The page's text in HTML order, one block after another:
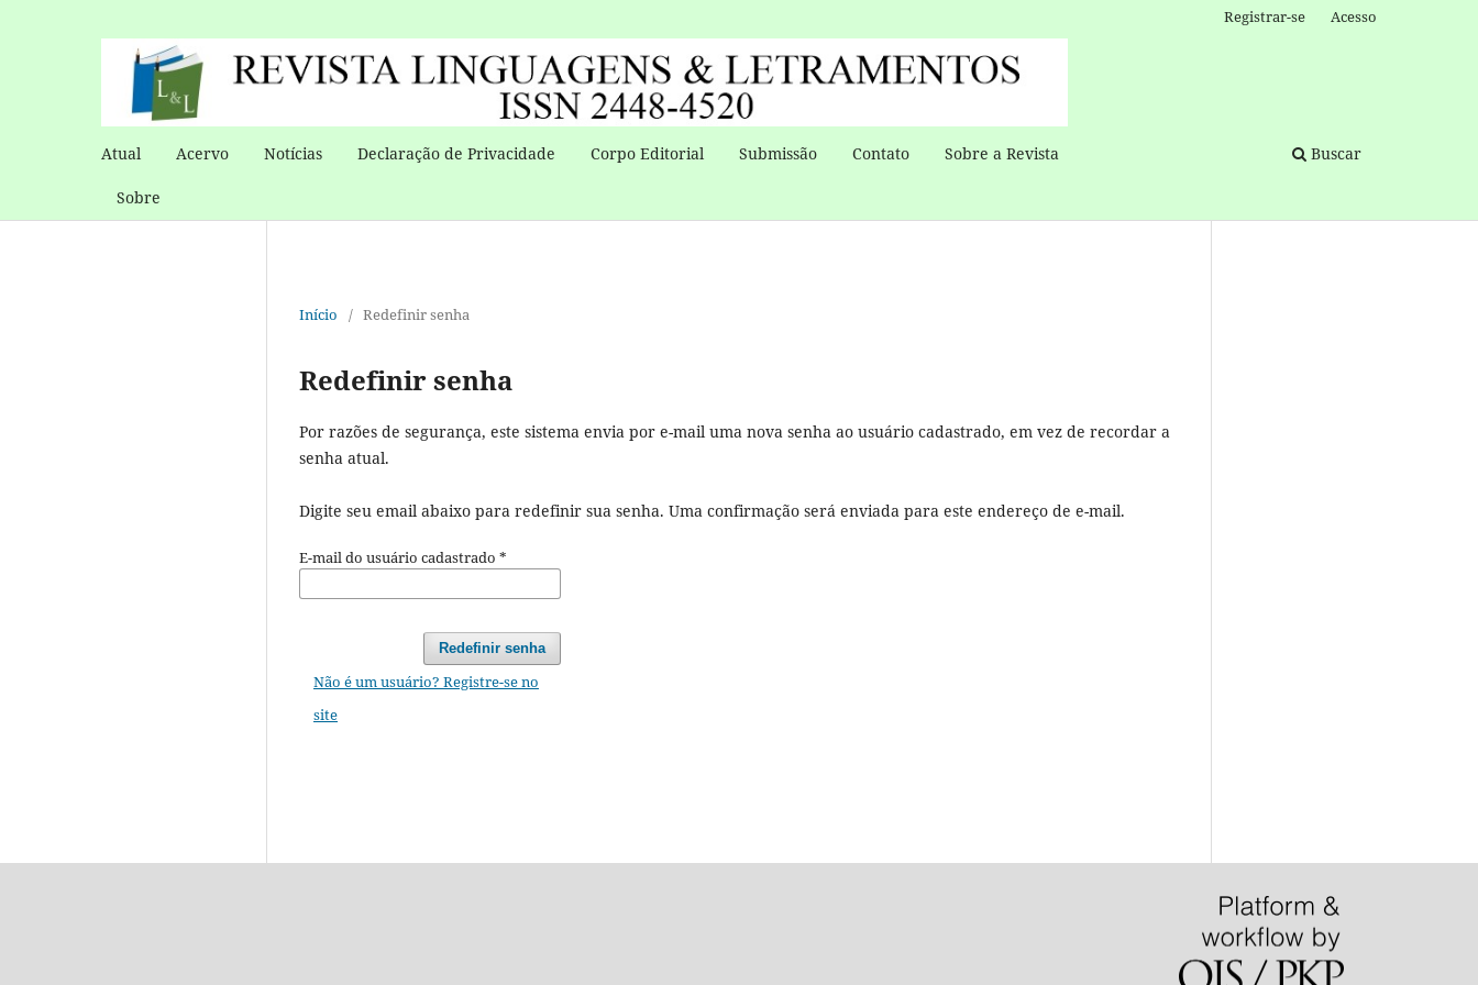
Atual Acervo Notícias Declaração de Privacidade Corpo Editorial Submissão Contato Sobre a Revista
Sobre
Buscar
Registrar-se Acesso
Início / Redefinir senha
Redefinir senha
Por razões de segurança, este sistema envia por e-mail uma nova senha ao usuário cadastrado, em vez de recordar a
senha atual.
Digite seu email abaixo para redefinir sua senha. Uma confirmação será enviada para este endereço de e-mail.
E-mail do usuário cadastrado *
Redefinir senha
Não é um usuário? Registre-se no
site